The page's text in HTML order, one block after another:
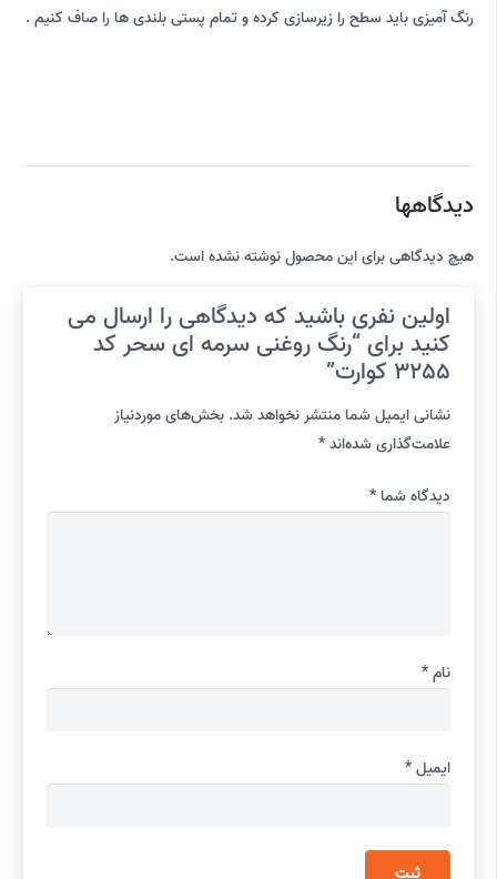
رنگ آمیزی باید سطح را زیرسازی کرده و تمام پستی بلندی ها را صاف کنیم .
دیدگاهها
هیچ دیدگاهی برای این محصول نوشته نشده است.
اولین نفری باشید که دیدگاهی را ارسال می
کنید برای “رنگ روغنی سرمه ای سحر کد
3255 کوارت”
نشانی ایمیل شما منتشر نخواهد شد. بخش‌های موردنیاز
علامت‌گذاری شده‌اند*
دیدگاه شما *
نام*
ایمیل*